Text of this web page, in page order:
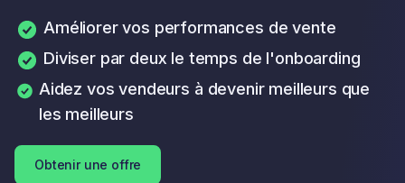
Améliorer vos performances de vente
Diviser par deux le temps de l'onboarding
Aidez vos vendeurs à devenir meilleurs que
les meilleurs
Obtenir une offre